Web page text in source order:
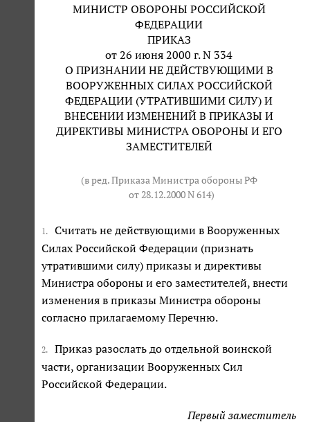
МИНИСТР ОБОРОНЫ РОССИЙСКОЙ
ФЕДЕРАЦИИ
ПРИКАЗ
от 26 июня 2000 г. N 334
О ПРИЗНАНИИ НЕ ДЕЙСТВУЮЩИМИ В
ВООРУЖЕННЫХ СИЛАХ РОССИЙСКОЙ
ФЕДЕРАЦИИ (УТРАТИВШИМИ СИЛУ) И
ВНЕСЕНИИ ИЗМЕНЕНИЙ В ПРИКАЗЫ И
ДИРЕКТИВЫ МИНИСТРА ОБОРОНЫ И ЕГО
ЗАМЕСТИТЕЛЕЙ
(в ред. Приказа Министра обороны РФ
от 28.12.2000 N 614)
1.
Считать не действующими в Вооруженных
Силах Российской Федерации (признать
утратившими силу) приказы и директивы
Министра обороны и его заместителей, внести
изменения в приказы Министра обороны
согласно прилагаемому Перечню.
2.
Приказ разослать до отдельной воинской
части, организации Вооруженных Сил
Российской Федерации.
Первый заместитель